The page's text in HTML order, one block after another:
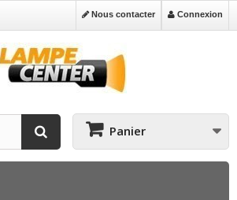
Connexion
Nous contacter
Panier